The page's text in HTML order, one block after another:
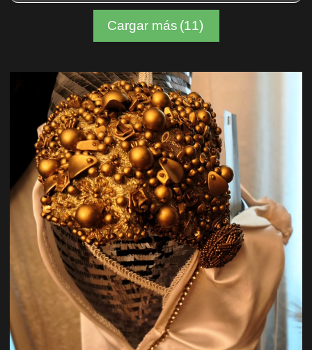
Cargar más (11)